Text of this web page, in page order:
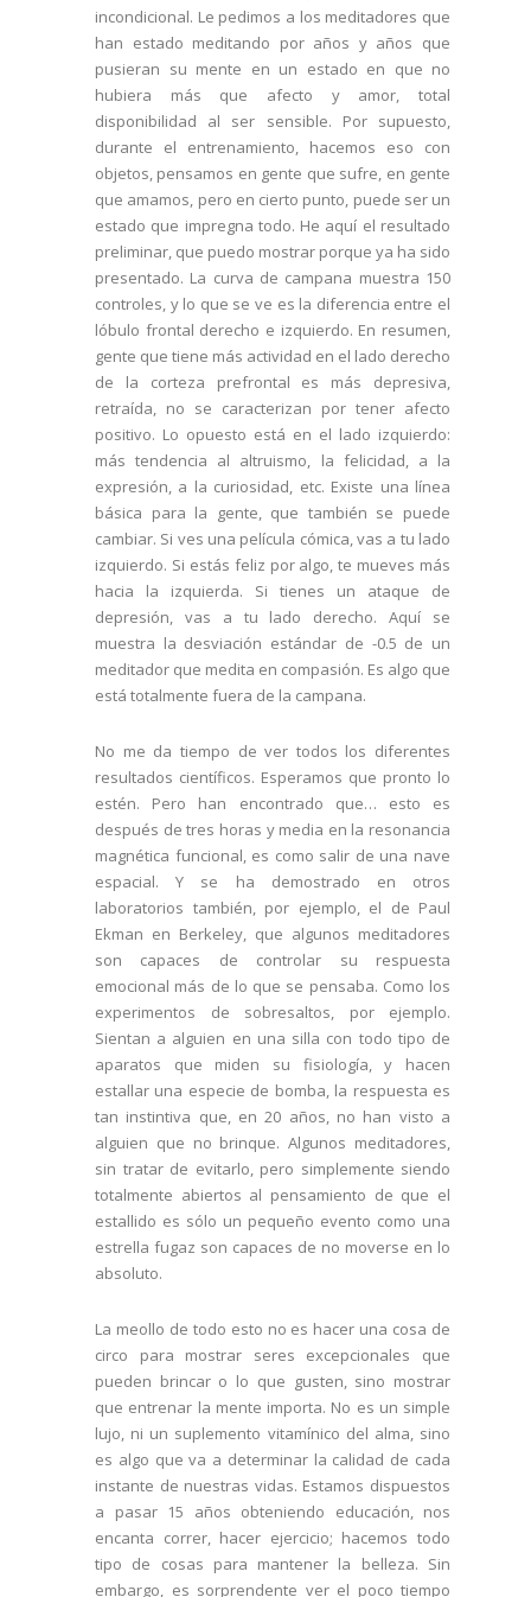
incondicional. Le pedimos a los meditadores que
han estado meditando por años y años que
pusieran su mente en un estado en que no
hubiera más que afecto y amor, total
disponibilidad al ser sensible. Por supuesto,
durante el entrenamiento, hacemos eso con
objetos, pensamos en gente que sufre, en gente
que amamos, pero en cierto punto, puede ser un
estado que impregna todo. He aquí el resultado
preliminar, que puedo mostrar porque ya ha sido
presentado. La curva de campana muestra 150
controles, y lo que se ve es la diferencia entre el
lóbulo frontal derecho e izquierdo. En resumen,
gente que tiene más actividad en el lado derecho
de la corteza prefrontal es más depresiva,
retraída, no se caracterizan por tener afecto
positivo. Lo opuesto está en el lado izquierdo:
más tendencia al altruismo, la felicidad, a la
expresión, a la curiosidad, etc. Existe una línea
básica para la gente, que también se puede
cambiar. Si ves una película cómica, vas a tu lado
izquierdo. Si estás feliz por algo, te mueves más
hacia la izquierda. Si tienes un ataque de
depresión, vas a tu lado derecho. Aquí se
muestra la desviación estándar de -0.5 de un
meditador que medita en compasión. Es algo que
está totalmente fuera de la campana.
No me da tiempo de ver todos los diferentes
resultados científicos. Esperamos que pronto lo
estén. Pero han encontrado que… esto es
después de tres horas y media en la resonancia
magnética funcional, es como salir de una nave
espacial. Y se ha demostrado en otros
laboratorios también, por ejemplo, el de Paul
Ekman en Berkeley, que algunos meditadores
son capaces de controlar su respuesta
emocional más de lo que se pensaba. Como los
experimentos de sobresaltos, por ejemplo.
Sientan a alguien en una silla con todo tipo de
aparatos que miden su fisiología, y hacen
estallar una especie de bomba, la respuesta es
tan instintiva que, en 20 años, no han visto a
alguien que no brinque. Algunos meditadores,
sin tratar de evitarlo, pero simplemente siendo
totalmente abiertos al pensamiento de que el
estallido es sólo un pequeño evento como una
estrella fugaz son capaces de no moverse en lo
absoluto.
La meollo de todo esto no es hacer una cosa de
circo para mostrar seres excepcionales que
pueden brincar o lo que gusten, sino mostrar
que entrenar la mente importa. No es un simple
lujo, ni un suplemento vitamínico del alma, sino
es algo que va a determinar la calidad de cada
instante de nuestras vidas. Estamos dispuestos
a pasar 15 años obteniendo educación, nos
encanta correr, hacer ejercicio; hacemos todo
tipo de cosas para mantener la belleza. Sin
embargo, es sorprendente ver el poco tiempo